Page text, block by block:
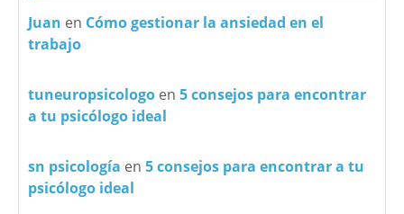
Juan en Cómo gestionar la ansiedad en el
trabajo
tuneuropsicologo en 5 consejos para encontrar
a tu psicólogo ideal
sn psicología en 5 consejos para encontrar a tu
psicólogo ideal